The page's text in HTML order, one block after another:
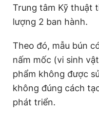
Thông tin tòa soạn
Đọc Thanh Niên trên
Trung tâm Kỹ thuật
lượng 2 ban hành.
Theo đó, mẫu bún
nấm mốc (vi sinh
phẩm không được
không đúng cách
phát triển.